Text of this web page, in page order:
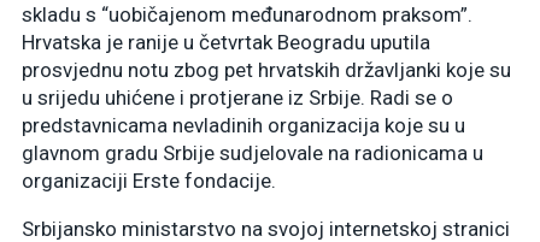
skladu s “uobičajenom međunarodnom praksom”.
Hrvatska je ranije u četvrtak Beogradu uputila
prosvjednu notu zbog pet hrvatskih državljanki koje su
u srijedu uhićene i protjerane iz Srbije. Radi se o
predstavnicama nevladinih organizacija koje su u
glavnom gradu Srbije sudjelovale na radionicama u
organizaciji Erste fondacije.
Srbijansko ministarstvo na svojoj internetskoj stranici